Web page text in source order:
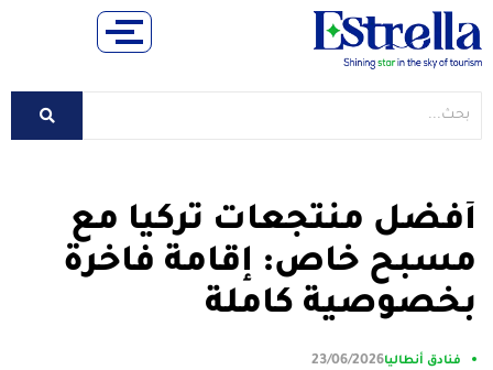
أفضل منتجعات تركيا مع
مسبح خاص: إقامة فاخرة
بخصوصية كاملة
فنادق أنطاليا23/06/2026